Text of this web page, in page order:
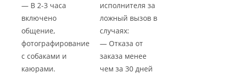
— В 2-3 часа
включено
общение,
фотографирование
с собаками и
каюрами.
исполнителя за
ложный вызов в
случаях:
— Отказа от
заказа менее
чем за 30 дней